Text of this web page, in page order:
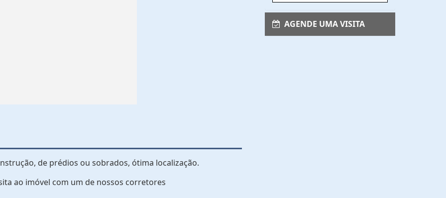
de prédios ou sobrados, ótima localização.
ao imóvel com um de nossos corretores
AGENDE UMA VISITA